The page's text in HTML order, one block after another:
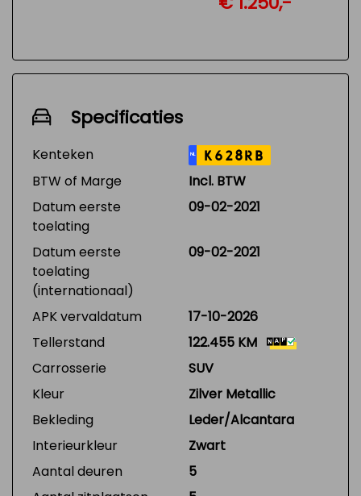
Specificaties
Kenteken NL K628RB
BTW of Marge
Incl. BTW
Datum eerste
toelating
09-02-2021
Datum eerste
toelating
(internationaal)
09-02-2021
APK vervaldatum
17-10-2026
Tellerstand
122.455 KM
Carrosserie
SUV
Kleur
Zilver Metallic
Bekleding
Leder/Alcantara
Interieurkleur
Zwart
Aantal deuren
5